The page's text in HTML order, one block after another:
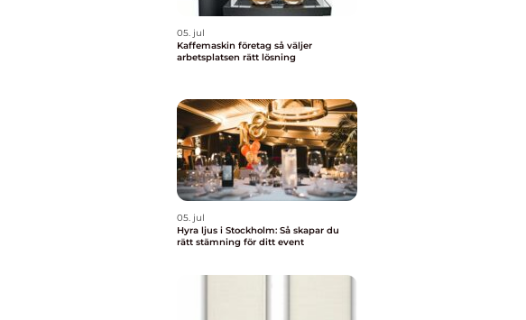
05. jul
Kaffemaskin företag så väljer
arbetsplatsen rätt lösning
05. jul
Hyra ljus i Stockholm: Så skapar du
rätt stämning för ditt event